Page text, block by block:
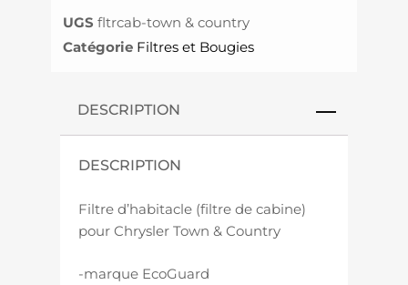
UGSfltrcab-town & country
Catégorie Filtres et Bougies
DESCRIPTION
DESCRIPTION
Filtre d’habitacle (filtre de cabine)
pour Chrysler Town & Country
-marque EcoGuard